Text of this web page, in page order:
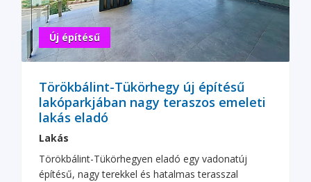
Új építésű
Törökbálint-Tükörhegy új építésű
lakóparkjában nagy teraszos emeleti
lakás eladó
Lakás
Törökbálint-Tükörhegyen eladó egy vadonatúj
építésű, nagy terekkel és hatalmas terasszal